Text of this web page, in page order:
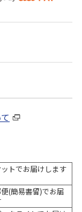
トでお届けします
(簡易書留)でお届